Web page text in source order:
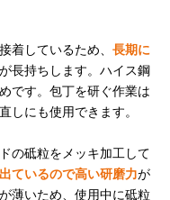
着しているため、 長期に
長持ちします。ハイス鋼
です。包丁を研ぐ作業は
しにも使用できます。
の砥粒をメッキ加工して
ているので高い研磨力が
薄いため、使用中に砥粒